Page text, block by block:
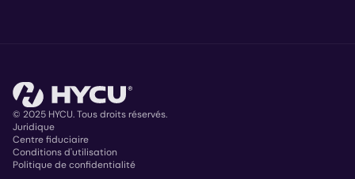
Copyright
© 2025 HYCU. Tous droits réservés.
Juridique
Centre fiduciaire
Conditions d'utilisation
Politique de confidentialité